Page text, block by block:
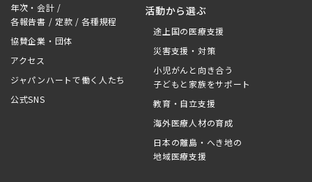
年次・会計 /
各報告書 / 定款 / 各種規程
協賛企業・団体
アクセス
ジャパンハートで働く人たち
公式SNS
活動から選ぶ
途上国の医療支援
災害支援・対策
小児がんと向き合う
子どもと家族をサポート
教育・自立支援
海外医療人材の育成
日本の離島・へき地の
地域医療支援